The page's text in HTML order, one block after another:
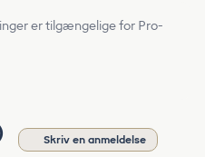
er tilgængelige for Pro-
Skriv en anmeldelse